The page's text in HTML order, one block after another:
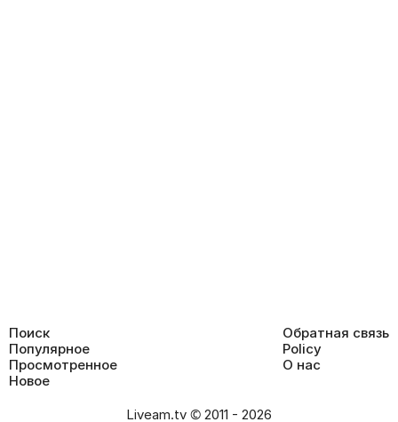
Поиск
Популярное
Просмотренное
Новое
Обратная связь
Policy
О нас
Liveam.tv © 2011 - 2026